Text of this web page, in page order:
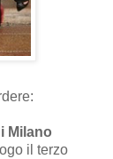
Milano
il terzo